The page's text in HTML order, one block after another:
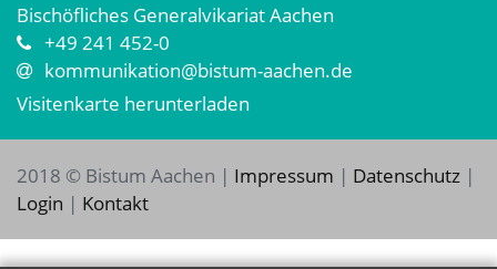
Bischöfliches Generalvikariat Aachen
+49 241 452-0
kommunikation@bistum-aachen.de
Visitenkarte herunterladen
2018 © Bistum Aachen | Impressum | Datenschutz |
Login | Kontakt